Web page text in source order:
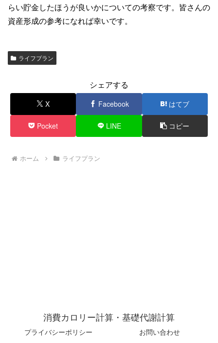
らい貯金したほうが良いかについての考察です。皆さんの
資産形成の参考になれば幸いです。
ライフプラン
シェアする
X Facebook はてブ
Pocket LINE コピー
ホーム ライフプラン
消費カロリー計算・基礎代謝計算
プライバシーポリシー お問い合わせ